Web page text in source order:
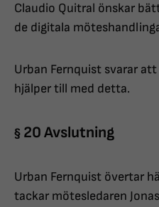
Claudio Quitral önskar
de digitala
Urban Fernquist svarar
hjälper till med detta.
§ 20 Avslutning
Urban Fernquist övertar
tackar mötesledaren